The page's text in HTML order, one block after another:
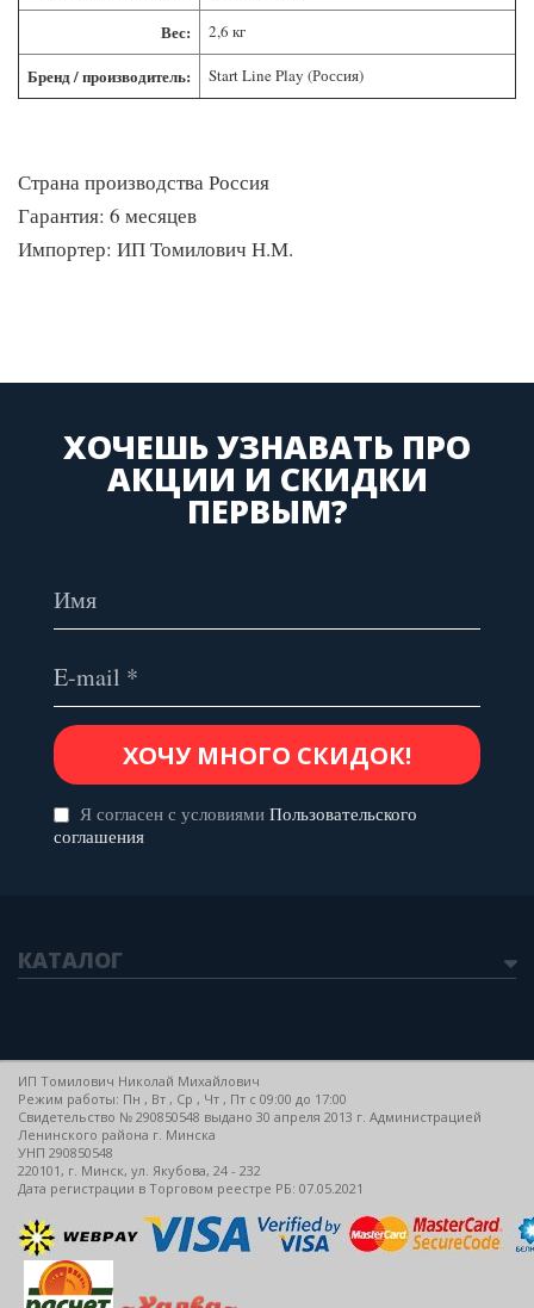
Вес: 2,6 кг
Бренд / производитель: Start Line Play (Россия)
Страна производства Россия
Гарантия: 6 месяцев
Импортер: ИП Томилович Н.М.
ХОЧЕШЬ УЗНАВАТЬ ПРО
АКЦИИ И СКИДКИ
ПЕРВЫМ?
Я согласен с условиями Пользовательского
соглашения
КАТАЛОГ
ИП Томилович Николай Михайлович
Режим работы: Пн , Вт , Ср , Чт , Пт c 09:00 до 17:00
Свидетельство № 290850548 выдано 30 апреля 2013 г. Администрацией
Ленинского района г. Минска
УНП 290850548
220101, г. Минск, ул. Якубова, 24 - 232
Дата регистрации в Торговом реестре РБ: 07.05.2021